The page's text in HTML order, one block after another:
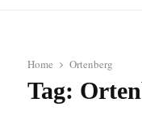
Home Ortenberg
Tag: